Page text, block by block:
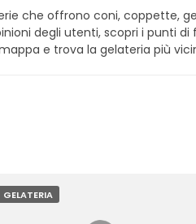
che offrono coni, coppette,
degli utenti, scopri i punti di
e trova la gelateria più
GELATERIA